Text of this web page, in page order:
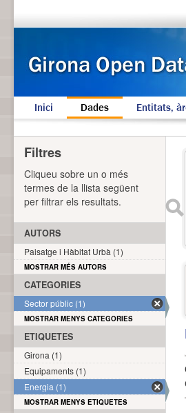
Inici Dades Entitats,
Filtres
Cliqueu sobre un o més
termes de la llista següent
per filtrar els resultats.
AUTORS
Paisatge i Hàbitat Urbà (1)
MOSTRAR MÉS AUTORS
CATEGORIES
Sector públic (1)
MOSTRAR MENYS CATEGORIES
ETIQUETES
Girona (1)
Equipaments (1)
Energia (1)
MOSTRAR MENYS ETIQUETES